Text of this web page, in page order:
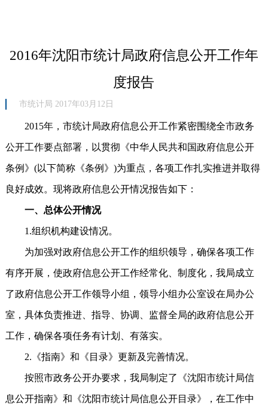
2016年沈阳市统计局政府信息公开工作年
度报告
市统计局 2017年03月12日
2015年，市统计局政府信息公开工作紧密围绕全市政务
公开工作要点部署，以贯彻《中华人民共和国政府信息公开
条例》(以下简称《条例》)为重点，各项工作扎实推进并取得
良好成效。现将政府信息公开情况报告如下：
一、总体公开情况
1.组织机构建设情况。
为加强对政府信息公开工作的组织领导，确保各项工作
有序开展，使政府信息公开工作经常化、制度化，我局成立
了政府信息公开工作领导小组，领导小组办公室设在局办公
室，具体负责推进、指导、协调、监督全局的政府信息公开
工作，确保各项任务有计划、有落实。
2.《指南》和《目录》更新及完善情况。
按照市政务公开办要求，我局制定了《沈阳市统计局信
息公开指南》和《沈阳市统计局信息公开目录》，在工作中